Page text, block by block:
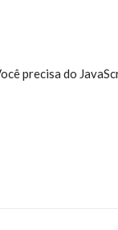
precisa do